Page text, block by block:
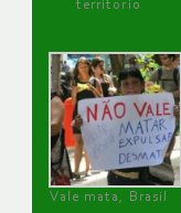
territorio
Vale mata, Brasil